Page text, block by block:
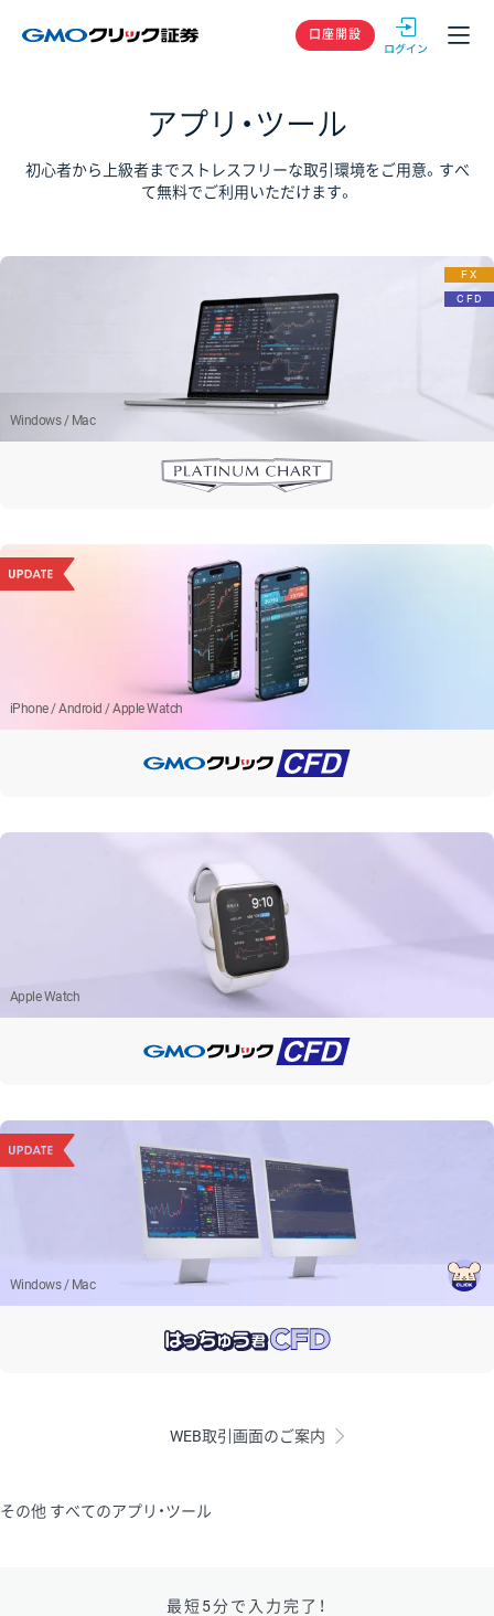
GMOクリック
口座開設
アプリ・ツール
初心者から上級者までストレスフリーな取引環境をご用意。 すべ
て無料でご利用いただけます。
Windows / Mac
FX
CFD
iPhone / Android / Apple Watch
Apple Watch
Windows / Mac
WEB取引画面のご案内
その他 すべてのアプリ・ツール
最短5分で入力完了！